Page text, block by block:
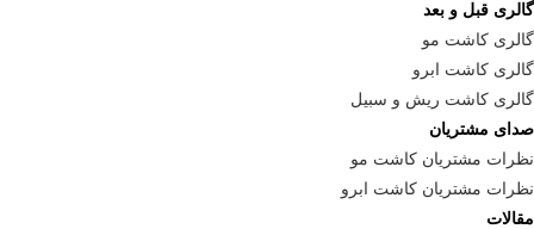
گالری قبل و بعد
گالری کاشت مو
گالری کاشت ابرو
گالری کاشت ریش و سبیل
صدای مشتریان
نظرات مشتریان کاشت مو
نظرات مشتریان کاشت ابرو
مقالات